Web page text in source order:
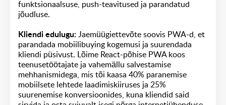
funktsionaalsuse, push-teavitused ja parandatud
jõudluse.
Kliendi edulugu: Jaemüügiettevõte soovis PWA-d, et
parandada mobiilibuying kogemusi ja suurendada
kliendi püsivust. Lõime React-põhise PWA koos
teenusetöötajate ja vahemällu salvestamise
mehhanismidega, mis tõi kaasa 40% paranemise
mobiilsete lehtede laadimiskiiruses ja 25%
suurenemise konversioonides, kuna kliendid said